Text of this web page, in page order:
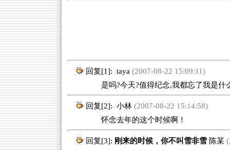
回复[1]: taya (2007-08-22 15:09:11)
是吗?今天?值得纪念,我都忘了我是什
回复[2]: 小林(2007-08-22 15:14:58)
怀念去年的这个时候啊！
回复[3]: 刚来的时候，你不叫雪非雪 陈某